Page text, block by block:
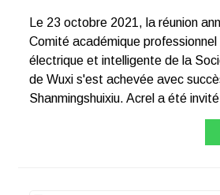
Le 23 octobre 2021, la réunion
Comité académique
électrique et intelligente de la
de Wuxi s'est achevée avec
Shanmingshuixiu. Acrel a été